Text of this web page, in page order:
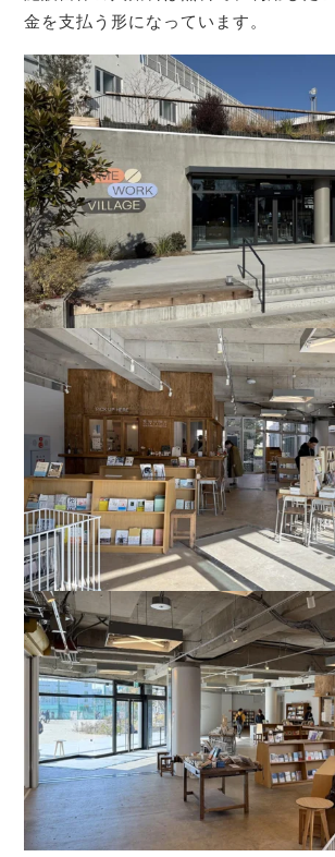
金を支払う形になっています。